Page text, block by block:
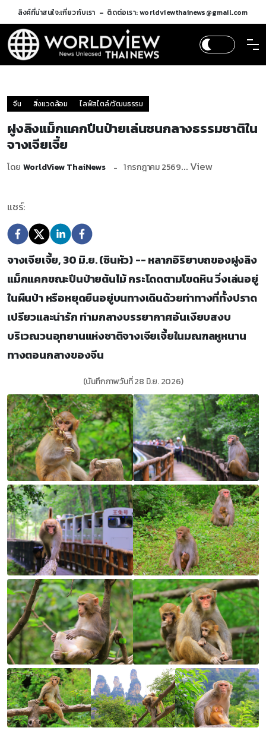
ลิงค์ที่น่าสนใจ:เกี่ยวกับเรา ติดต่อเรา: worldviewthainews@gmail.com
จีน สิ่งแวดล้อม ไลฟ์สไตล์/วัฒนธรรม
ฝูงลิงแม็กแคกปีนป่ายเล่นซนกลางธรรมชาติใน
จางเจียเจี้ย
โดย WorldView ThaiNews 1 กรกฎาคม 2569... View
แชร์:
จางเจียเจี้ย, 30 มิ.ย. (ซินหัว) -- หลากอิริยาบถของฝูงลิง
แม็กแคกขณะปีนป่ายต้นไม้ กระโดดตามโขดหิน วิ่งเล่นอยู่
ในผืนป่า หรือหยุดยืนอยู่บนทางเดินด้วยท่าทางที่ทั้งปราด
เปรียวและน่ารัก ท่ามกลางบรรยากาศอันเงียบสงบ
บริเวณวนอุทยานแห่งชาติจางเจียเจี้ยในมณฑลหูหนาน
ทางตอนกลางของจีน
(บันทึกภาพวันที่ 28 มิ.ย. 2026)